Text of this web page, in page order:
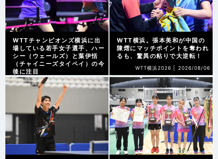
WTTチャンピオンズ横浜に出
場している若手女子選手、ハー
シー（ウェールズ）と葉伊恬
（チャイニーズタイペイ）の今
後に注目
WTT横浜2026 | 2026/08/07
WTT横浜。張本美和が中国の
陳熠にマッチポイントを奪われ
るも、驚異の粘りで大逆転！
WTT横浜2026 | 2026/08/06